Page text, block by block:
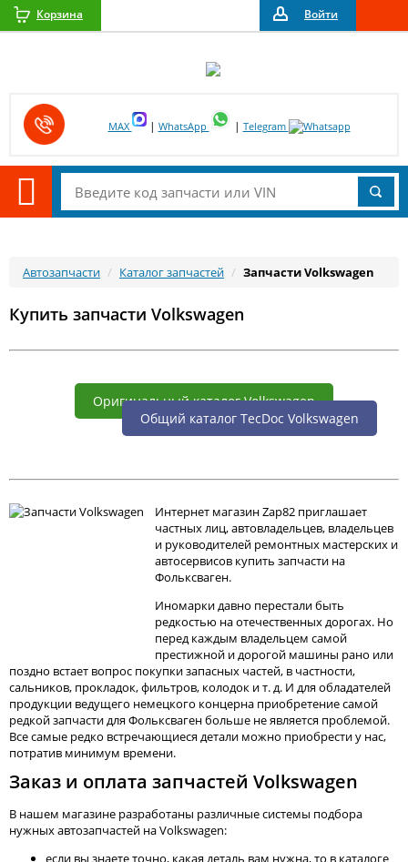
Войти
Корзина
MAX | WhatsApp | Telegram
Автозапчасти Каталог запчастей Запчасти Volkswagen
Купить запчасти Volkswagen
Оригинальный каталог Volkswagen
Общий каталог TecDoc Volkswagen
Интернет магазин Zap82 приглашает
частных лиц, автовладельцев, владельцев
и руководителей ремонтных мастерских и
автосервисов купить запчасти на
Фольксваген.
Иномарки давно перестали быть
редкостью на отечественных дорогах. Но
перед каждым владельцем самой
престижной и дорогой машины рано или
поздно встает вопрос покупки запасных частей, в частности,
сальников, прокладок, фильтров, колодок и т. д. И для обладателей
продукции ведущего немецкого концерна приобретение самой
редкой запчасти для Фольксваген больше не является проблемой.
Все самые редко встречающиеся детали можно приобрести у нас,
потратив минимум времени.
Заказ и оплата запчастей Volkswagen
В нашем магазине разработаны различные системы подбора
нужных автозапчастей на Volkswagen:
если вы знаете точно, какая деталь вам нужна, то в каталоге